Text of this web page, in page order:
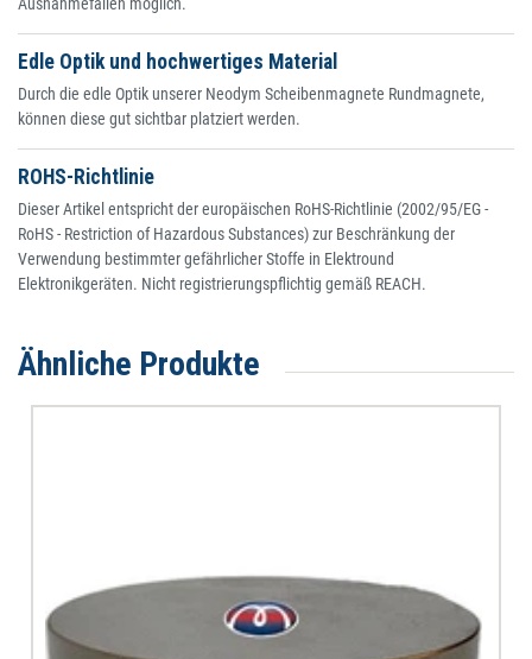
Ausnahmefällen möglich.
Edle Optik und hochwertiges Material
Durch die edle Optik unserer Neodym Scheibenmagnete Rundmagnete,
können diese gut sichtbar platziert werden.
ROHS-Richtlinie
Dieser Artikel entspricht der europäischen RoHS-Richtlinie (2002/95/EG -
RoHS - Restriction of Hazardous Substances) zur Beschränkung der
Verwendung bestimmter gefährlicher Stoffe in Elektround
Elektronikgeräten. Nicht registrierungspflichtig gemäß REACH.
Ähnliche Produkte